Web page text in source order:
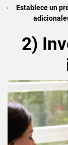
Establece un
2)